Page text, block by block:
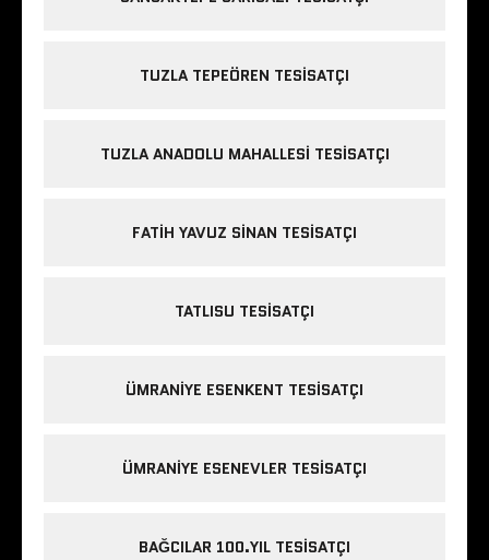
TUZLA TEPEÖREN TESISATÇI
TUZLA ANADOLU MAHALLESI TESISATÇI
FATIH YAVUZ SINAN TESISATÇI
TATLISU TESISATÇI
ÜMRANIYE ESENKENT TESISATÇI
ÜMRANIYE ESENEVLER TESISATÇI
BAĞCILAR 100.YIL TESISATÇI